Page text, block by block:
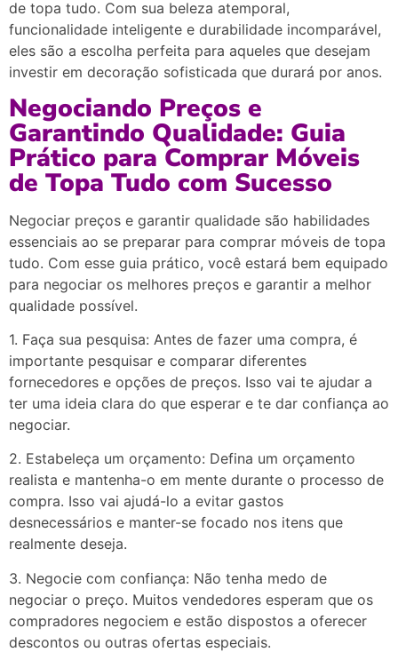
de topa tudo. Com sua beleza atemporal,
funcionalidade inteligente e durabilidade incomparável,
eles são a escolha perfeita para aqueles que desejam
investir em decoração sofisticada que durará por anos.
Negociando Preços e
Garantindo Qualidade: Guia
Prático para Comprar Móveis
de Topa Tudo com Sucesso
Negociar preços e garantir qualidade são habilidades
essenciais ao se preparar para comprar móveis de topa
tudo. Com esse guia prático, você estará bem equipado
para negociar os melhores preços e garantir a melhor
qualidade possível.
1. Faça sua pesquisa: Antes de fazer uma compra, é
importante pesquisar e comparar diferentes
fornecedores e opções de preços. Isso vai te ajudar a
ter uma ideia clara do que esperar e te dar confiança ao
negociar.
2. Estabeleça um orçamento: Defina um orçamento
realista e mantenha-o em mente durante o processo de
compra. Isso vai ajudá-lo a evitar gastos
desnecessários e manter-se focado nos itens que
realmente deseja.
3. Negocie com confiança: Não tenha medo de
negociar o preço. Muitos vendedores esperam que os
compradores negociem e estão dispostos a oferecer
descontos ou outras ofertas especiais.